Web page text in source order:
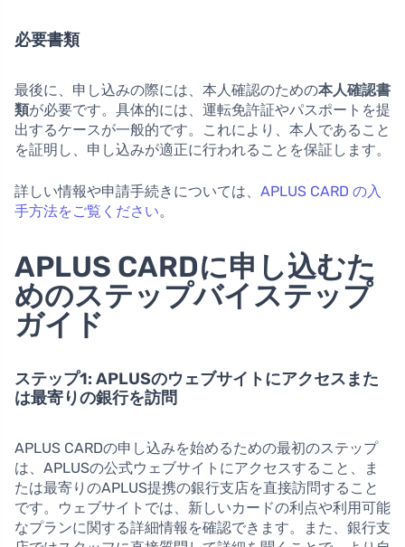
必要書類
最後に、申し込みの際には、本人確認のための本人確認書
類が必要です。具体的には、運転免許証やパスポートを提
出するケースが一般的です。これにより、本人であること
を証明し、申し込みが適正に行われることを保証します。
詳しい情報や申請手続きについては、 APLUS CARD の入
手方法をご覧ください。
APLUS CARDに申し込むた
めのステップバイステップ
ガイド
ステップ1: APLUSのウェブサイトにアクセスまた
は最寄りの銀行を訪問
APLUS CARDの申し込みを始めるための最初のステップ
は、APLUSの公式ウェブサイトにアクセスすること、ま
たは最寄りのAPLUS提携の銀行支店を直接訪問すること
です。ウェブサイトでは、新しいカードの利点や利用可能
なプランに関する詳細情報を確認できます。また、銀行支